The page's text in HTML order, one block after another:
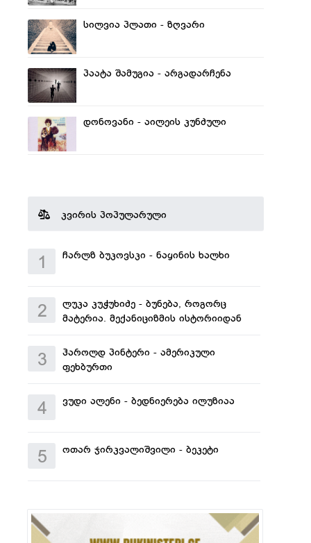
სილვია პლათი - ზღვარი
პაატა შამუგია - არგადარჩენა
დონოვანი - აილეის კუნძული
კვირის პოპულარული
1 ჩარლზ ბუკოვსკი - ნაყინის ხალხი
2
ლუკა კუჭუხიძე - ბუნება, როგორც
მატერია. მექანიციზმის ისტორიიდან
3
ჰაროლდ პინტერი - ამერიკული
ფეხბურთი
4 ვუდი ალენი - ბედნიერება ილუზიაა
5 ოთარ ჯირკვალიშვილი - ბეკეტი